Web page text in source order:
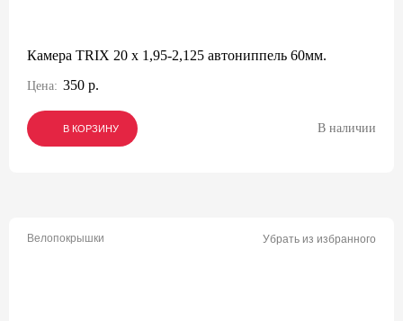
Камера TRIX 20 x 1,95-2,125 автониппель 60мм.
Цена: 350 р.
В КОРЗИНУ
В КОРЗИНУ
В КОРЗИНУ В наличии
Велопокрышки Убрать из избранного